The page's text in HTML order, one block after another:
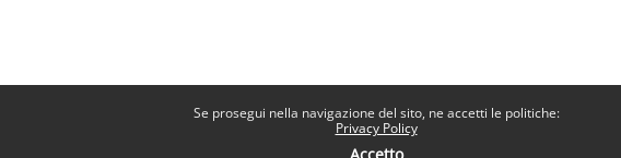
Se prosegui nella navigazione del sito, ne accetti le politiche:
Privacy Policy